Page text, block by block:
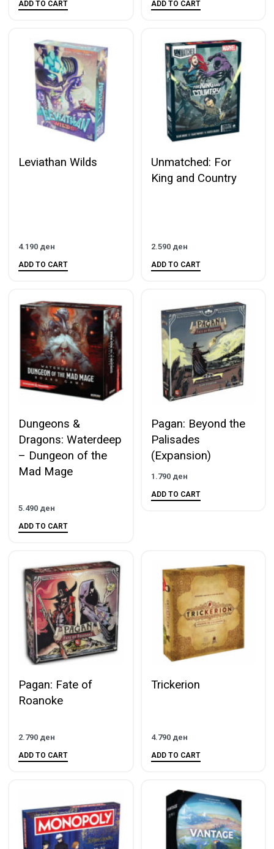
ADD TO CART ADD TO CART
Leviathan Wilds
4.190 ден
ADD TO CART
Unmatched: For
King and Country
2.590 ден
ADD TO CART
Dungeons &
Dragons: Waterdeep
– Dungeon of the
Mad Mage
5.490 ден
ADD TO CART
Pagan: Beyond the
Palisades
(Expansion)
1.790 ден
ADD TO CART
Pagan: Fate of
Roanoke
2.790 ден
ADD TO CART
Trickerion
4.790 ден
ADD TO CART